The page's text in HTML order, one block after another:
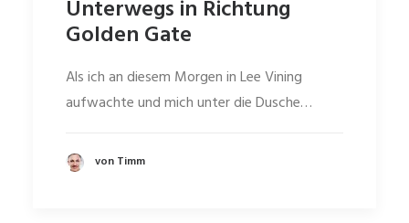
Unterwegs in Richtung
Golden Gate
Als ich an diesem Morgen in Lee Vining
aufwachte und mich unter die Dusche…
von Timm